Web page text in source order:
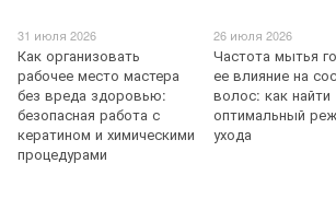
31 июля 2026
Как организовать
рабочее место мастера
без вреда здоровью:
безопасная работа с
кератином и химическими
процедурами
26 июля 2026
Частота мытья
ее влияние на
волос: как найти
оптимальный
ухода